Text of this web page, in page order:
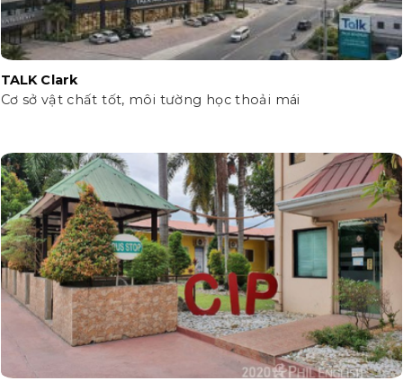
TALK Clark
Cơ sở vật chất tốt, môi tường học thoải mái